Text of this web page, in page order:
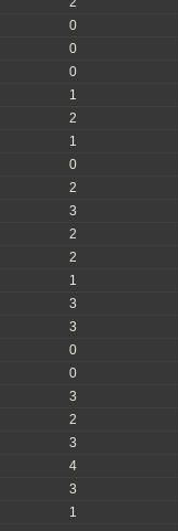
0
0
0
1
2
1
0
2
3
2
2
1
3
3
0
0
3
2
3
4
3
1